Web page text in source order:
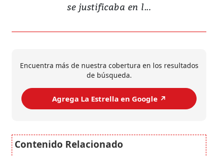
se justificaba en l...
Encuentra más de nuestra cobertura en los resultados
de búsqueda.
Agrega La Estrella en Google ↗️